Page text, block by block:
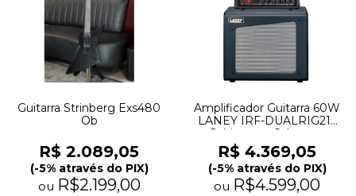
Guitarra Strinberg Exs480
Ob
R$ 2.089,05
(-5% através do PIX)
ou R$2.199,00
Amplificador Guitarra 60W
LANEY IRF-DUALRIG212
Gabinete e Cabeçote
R$ 4.369,05
(-5% através do PIX)
ou R$4.599,00